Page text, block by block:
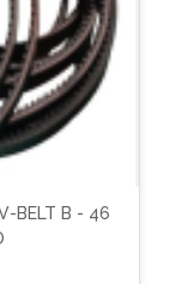
BELT B - 46